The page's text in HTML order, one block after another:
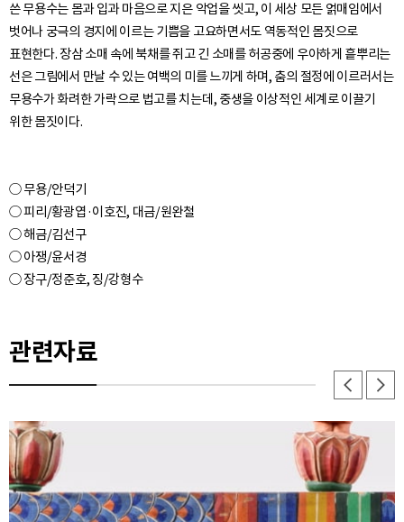
쓴 무용수는 몸과 입과 마음으로 지은 악업을 씻고, 이 세상 모든 얽매임에서
벗어나 궁극의 경지에 이르는 기쁨을 고요하면서도 역동적인 몸짓으로
표현한다. 장삼 소매 속에 북채를 쥐고 긴 소매를 허공중에 우아하게 흩뿌리는
선은 그림에서 만날 수 있는 여백의 미를 느끼게 하며, 춤의 절정에 이르러서는
무용수가 화려한 가락으로 법고를 치는데, 중생을 이상적인 세계로 이끌기
○ 무용/안덕기
○ 피리/황광엽·이호진, 대금/원완철
○ 해금/김선구
○ 아쟁/윤서경
○ 장구/정준호, 징/강형수
관련자료